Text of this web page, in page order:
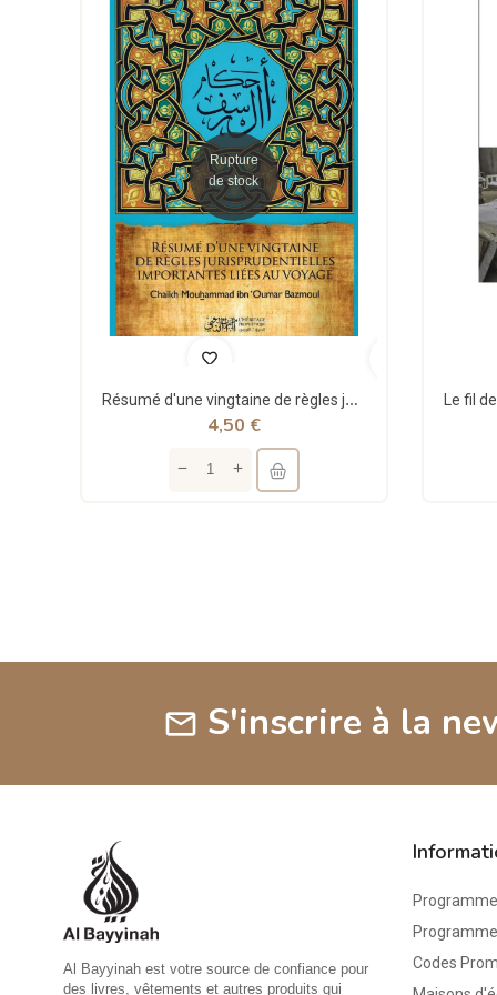
Rupture
de stock
Résumé d'une vingtaine de règles jurisprudentielles liées au voyage - Bazmoul - Héritage...
4,50 €
mail S'inscrire à la
Al Bayyinah est votre source de confiance pour
des livres, vêtements et autres produits qui
Codes